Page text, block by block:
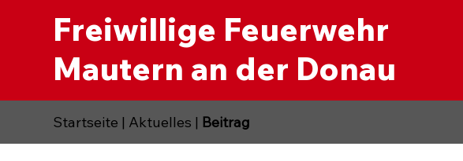
Freiwillige Feuerwehr
Mautern an der Donau
Startseite | Aktuelles | Beitrag